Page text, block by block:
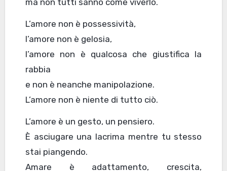
L’amore non è possessività,
l’amore non è gelosia,
l’amore non è qualcosa che giustifica la
rabbia
e non è neanche manipolazione.
L’amore non è niente di tutto ciò.
L’amore è un gesto, un pensiero.
È asciugare una lacrima mentre tu stesso
stai piangendo.
Amare è adattamento, crescita,